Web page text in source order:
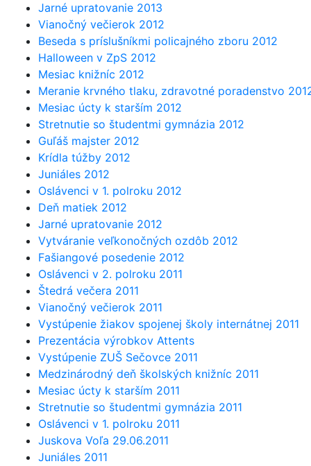
Jarné upratovanie 2013
Vianočný večierok 2012
Beseda s príslušníkmi policajného zboru 2012
Halloween v ZpS 2012
Mesiac knižníc 2012
Meranie krvného tlaku, zdravotné poradenstvo
Mesiac úcty k starším 2012
Stretnutie so študentmi gymnázia 2012
Guľáš majster 2012
Krídla túžby 2012
Juniáles 2012
Oslávenci v 1. polroku 2012
Deň matiek 2012
Jarné upratovanie 2012
Vytváranie veľkonočných ozdôb 2012
Fašiangové posedenie 2012
Oslávenci v 2. polroku 2011
Štedrá večera 2011
Vianočný večierok 2011
Vystúpenie žiakov spojenej školy internátnej 2011
Prezentácia výrobkov Attents
Vystúpenie ZUŠ Sečovce 2011
Medzinárodný deň školských knižníc 2011
Mesiac úcty k starším 2011
Stretnutie so študentmi gymnázia 2011
Oslávenci v 1. polroku 2011
Juskova Voľa 29.06.2011
Juniáles 2011